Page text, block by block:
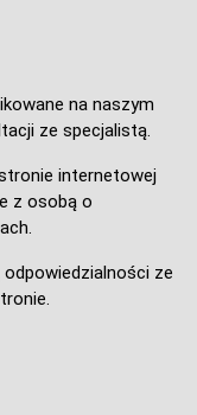
na naszym
ze specjalistą.
internetowej
z osobą o
ze